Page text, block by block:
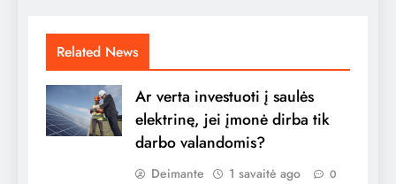
Related News
Ar verta investuoti į saulės
elektrinę, jei įmonė dirba tik
darbo valandomis?
Deimante 1 savaitė ago 0